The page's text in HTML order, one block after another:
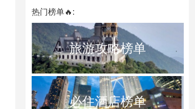
热门榜单🔥:
旅游攻略榜单
必住酒店榜单